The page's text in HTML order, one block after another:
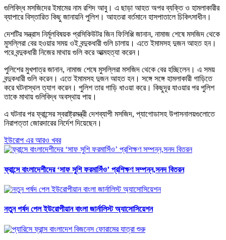
গুলিবিদ্ধ মসজিদের ইমামের নাম রশিদ আবু। এ ছাড়া আহত অপর ব্যক্তি ও হামলাকারীর
ব্যাপারে বিস্তারিত কিছু জানায়নি পুলিশ। আহতরা বর্তমানে হাসপাতালে চিকিৎসাধীন।
দেশটির সন্ত্রাস নির্মূলবিষয়ক প্রসিকিউটর জিন ফিলিপ্পি জানান, নামাজ শেষে মসজিদ থেকে
মুসল্লিরা বের হওয়ার সময় ওই বন্দুকধারী গুলি চালায়। এতে ইমামসহ দুজন আহত হন।
পরে বন্দুকধারী নিজের মাথায় গুলি করে আত্মহত্যা করেন।
পুলিশের মুখপাত্র জানান, নামাজ শেষে মুসল্লিরা মসজিদ থেকে বের হচ্ছিলেন। এ সময়
বন্দুকধারী গুলি করেন। এতে ইমামসহ দুজন আহত হন। সঙ্গে সঙ্গে হামলাকারী গাড়িতে
করে ঘটনাস্থল ত্যাগ করেন। পুলিশ তার গাড়ি ধাওয়া করে। কিছুদূর যাওয়ার পর পুলিশ
তাকে মাথায় গুলিবিদ্ধ অবস্থায় পায়।
এ ঘটনার পর ফ্রান্সের স্বরাষ্ট্রমন্ত্রী দেশব্যাপী মসজিদ, প্যাগোডাসহ উপাসনালয়গুলোতে
নিরাপত্তা জোরদারের নির্দেশ দিয়েছেন।
ইউরোপ এর আরও খবর
ফ্রান্সে বাংলাদেশীদের ‘সাফ সুশি ফরমাসিঁও’ প্রশিক্ষণ সম্পন্ন,সনদ বিতরন
নতুন পর্ষদ পেল ইউরোপীয়ান বাংলা জার্নালিস্ট অ্যাসোসিয়েশন